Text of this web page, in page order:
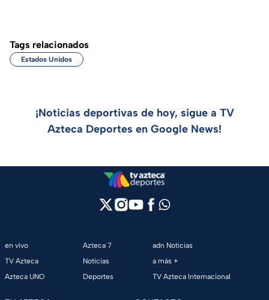
Tags relacionados
Estados Unidos
¡Noticias deportivas de hoy, sigue a TV
Azteca Deportes en Google News!
en vivo
TV Azteca
Azteca UNO
Azteca 7
Noticias
Deportes
adn Noticias
a más +
TV Azteca Internacional